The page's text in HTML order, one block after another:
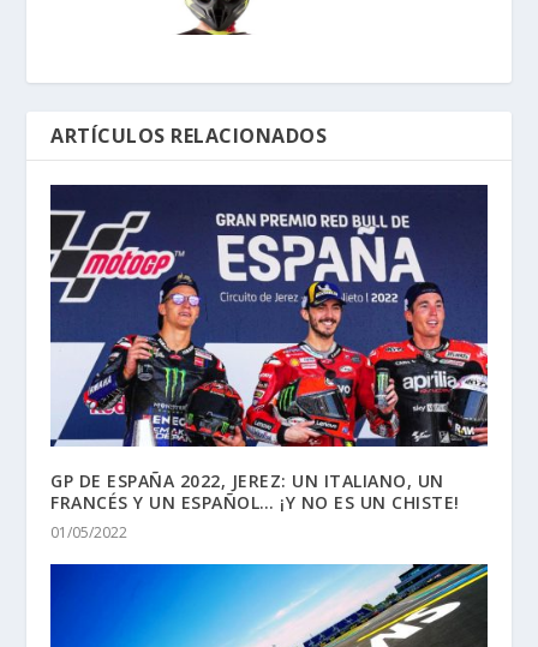
ARTÍCULOS RELACIONADOS
GP DE ESPAÑA 2022, JEREZ: UN ITALIANO, UN
FRANCÉS Y UN ESPAÑOL… ¡Y NO ES UN CHISTE!
01/05/2022